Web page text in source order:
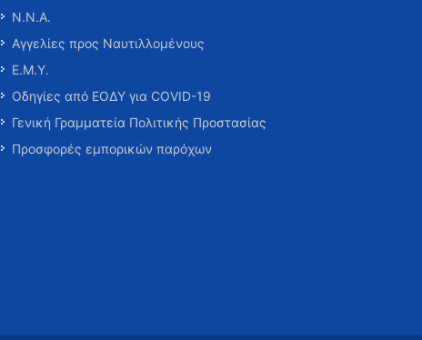
Ν.Ν.Α.
Αγγελίες προς Ναυτιλλομένους
Ε.Μ.Υ.
Οδηγίες από ΕΟΔΥ για COVID-19
Γενική Γραμματεία Πολιτικής Προστασίας
Προσφορές εμπορικών παρόχων